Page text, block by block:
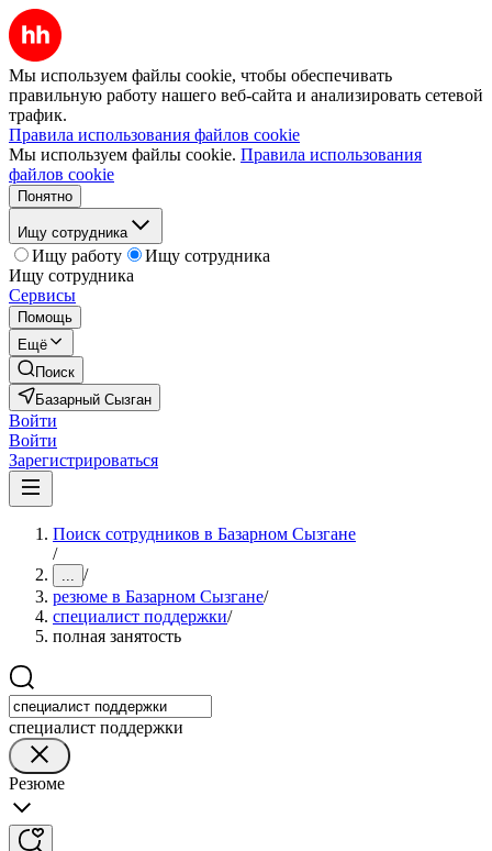
Мы используем файлы cookie, чтобы обеспечивать
правильную работу нашего веб-сайта и анализировать сетевой
трафик.
Правила использования файлов cookie
Мы используем файлы cookie. Правила использования
файлов cookie
Понятно
Ищу сотрудника
Ищу работу
Ищу сотрудника
Ищу сотрудника
Сервисы
Помощь
Ещё
Поиск
Базарный Сызган
Войти
Войти
Зарегистрироваться
Поиск сотрудников в Базарном Сызгане
/
... /
резюме в Базарном Сызгане/
специалист поддержки/
полная занятость
специалист поддержки
Резюме